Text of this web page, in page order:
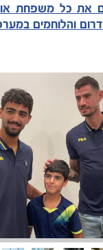
את כל משפחת
והלוחמים